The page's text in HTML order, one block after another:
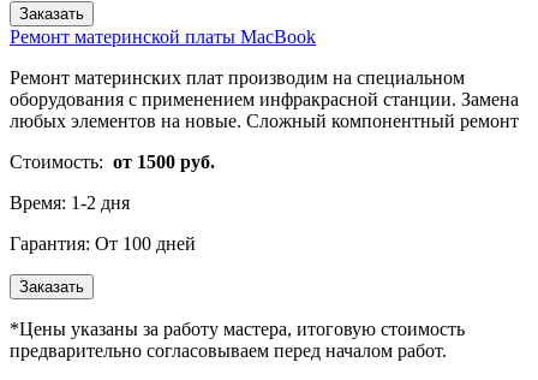
Заказать
Ремонт материнской платы MacBook
Ремонт материнских плат производим на специальном
оборудования с применением инфракрасной станции. Замена
любых элементов на новые. Сложный компонентный ремонт
Стоимость: от 1500 руб.
Время: 1-2 дня
Гарантия: От 100 дней
Заказать
*Цены указаны за работу мастера, итоговую стоимость
предварительно согласовываем перед началом работ.